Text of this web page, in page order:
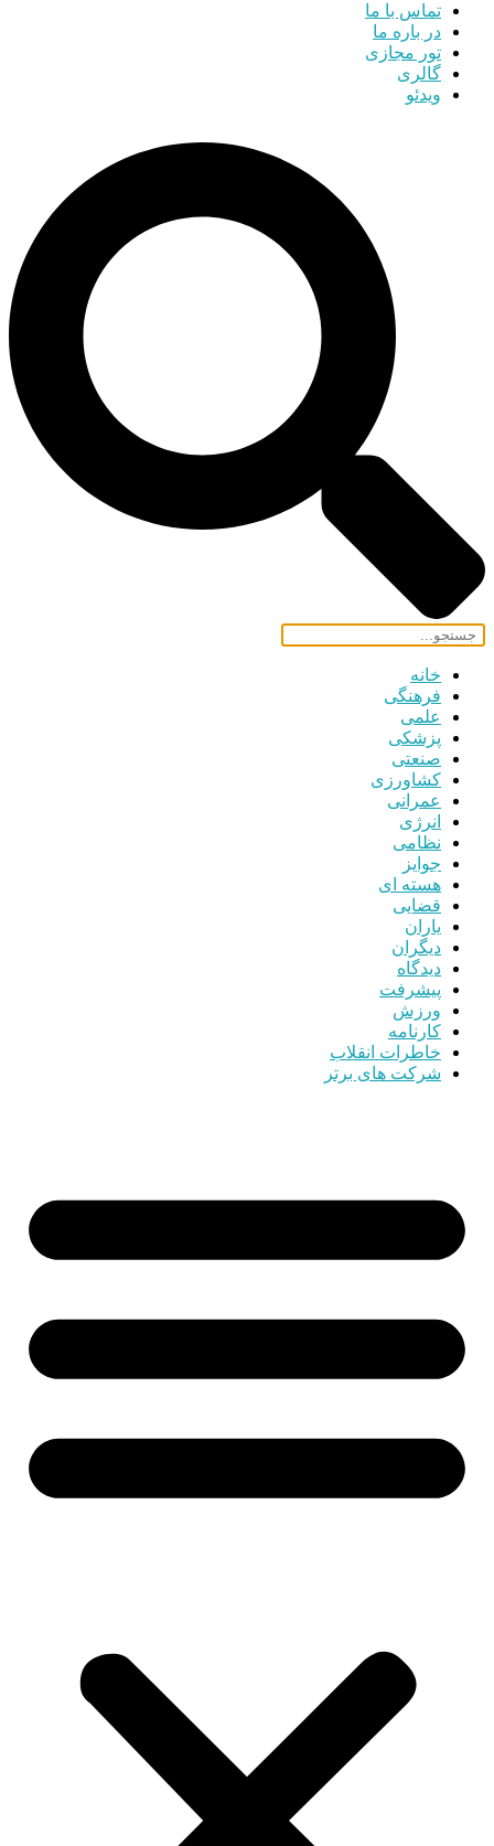
تماس با ما
در باره ما
تور مجازی
گالری
ویدئو
خانه
فرهنگی
علمی
پزشکی
صنعتی
کشاورزی
عمرانی
انرژی
نظامی
جوایز
هسته ای
قضایی
یاران
دیگران
دیدگاه
پیشرفت
ورزش
کارنامه
خاطرات انقلاب
شرکت های برتر